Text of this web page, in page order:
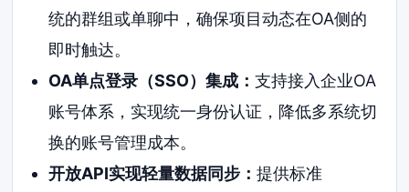
统的群组或单聊中，确保项目动态在OA侧的
即时触达。
OA单点登录（SSO）集成： 支持接入企业OA
账号体系，实现统一身份认证，降低多系统切
换的账号管理成本。
开放API实现轻量数据同步： 提供标准